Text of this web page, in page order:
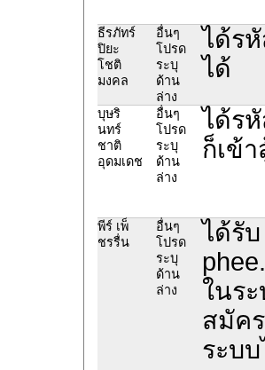
ธีรภัทร์
ปิยะ
โชติ
มงคล
อื่นๆ
โปรด
ระบุ
ด้าน
ล่าง
ได้ร
ได้
บุษริ
นทร์
ชาติ
อุดมเดช
อื่นๆ
โปรด
ระบุ
ด้าน
ล่าง
ได้ร
ก็เข้
พีร์ เพ็
ชรรื่น
อื่นๆ
โปรด
ระบุ
ด้าน
ล่าง
ได้รั
ในร
สมัค
ระบ